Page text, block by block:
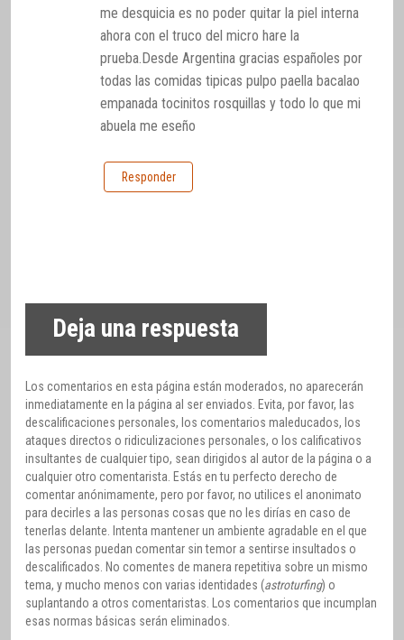
me desquicia es no poder quitar la piel interna
ahora con el truco del micro hare la
prueba.Desde Argentina gracias españoles por
todas las comidas tipicas pulpo paella bacalao
empanada tocinitos rosquillas y todo lo que mi
abuela me eseño
Responder
Deja una respuesta
Los comentarios en esta página están moderados, no aparecerán
inmediatamente en la página al ser enviados. Evita, por favor, las
descalificaciones personales, los comentarios maleducados, los
ataques directos o ridiculizaciones personales, o los calificativos
insultantes de cualquier tipo, sean dirigidos al autor de la página o a
cualquier otro comentarista. Estás en tu perfecto derecho de
comentar anónimamente, pero por favor, no utilices el anonimato
para decirles a las personas cosas que no les dirías en caso de
tenerlas delante. Intenta mantener un ambiente agradable en el que
las personas puedan comentar sin temor a sentirse insultados o
descalificados. No comentes de manera repetitiva sobre un mismo
tema, y mucho menos con varias identidades (astroturfing) o
suplantando a otros comentaristas. Los comentarios que incumplan
esas normas básicas serán eliminados.